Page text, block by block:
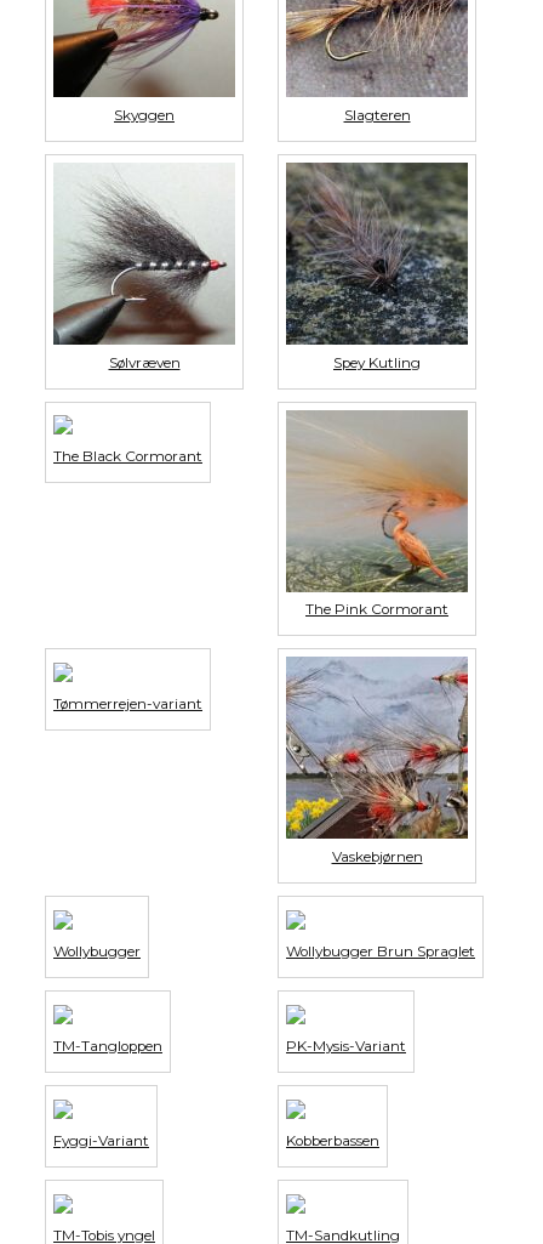
Skyggen Slagteren
Sølvræven Spey Kutling
The Black Cormorant
The Pink Cormorant
Tømmerrejen-variant
Vaskebjørnen
Wollybugger Wollybugger Brun Spraglet
TM-Tangloppen PK-Mysis-Variant
Fyggi-Variant Kobberbassen
TM-Tobis yngel TM-Sandkutling